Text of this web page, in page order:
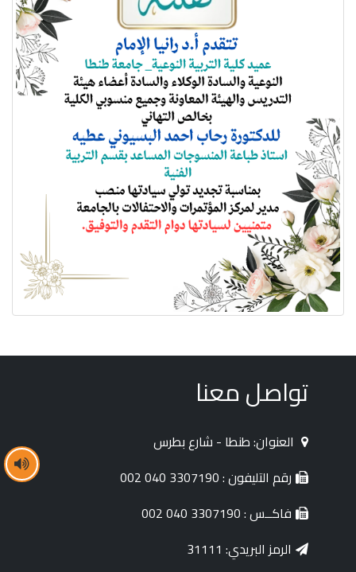
تواصل معنا
العنوان: طنطا - شارع بطرس
رقم التليفون : 3307190 040 002
فاكــس : 3307190 040 002
الرمز البريدي: 31111